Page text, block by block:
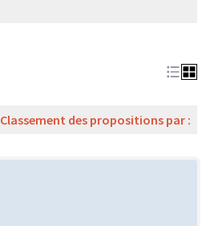
Classement des propositions par :